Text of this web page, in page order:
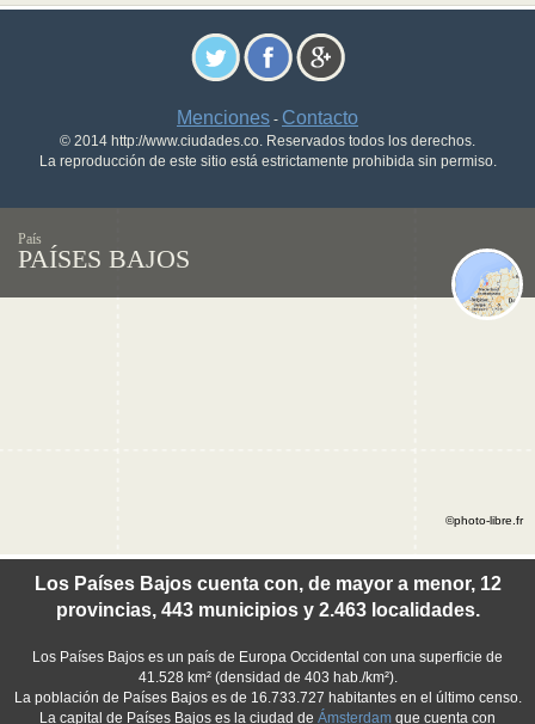
Menciones - Contacto
© 2014 http://www.ciudades.co. Reservados todos los derechos.
La reproducción de este sitio está estrictamente prohibida sin permiso.
País
PAÍSES BAJOS
Los Países Bajos cuenta con, de mayor a menor, 12
provincias, 443 municipios y 2.463 localidades.
Los Países Bajos es un país de Europa Occidental con una superficie de
41.528 km² (densidad de 403 hab./km²).
La población de Países Bajos es de 16.733.727 habitantes en el último censo.
La capital de Países Bajos es la ciudad de Ámsterdam que cuenta con
©photo-libre.fr